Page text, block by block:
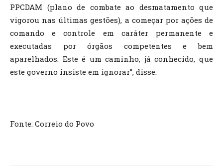
PPCDAM (plano de combate ao desmatamento que
vigorou nas últimas gestões), a começar por ações de
comando e controle em caráter permanente e
executadas por órgãos competentes e bem
aparelhados. Este é um caminho, já conhecido, que
este governo insiste em ignorar”, disse.
Fonte: Correio do Povo